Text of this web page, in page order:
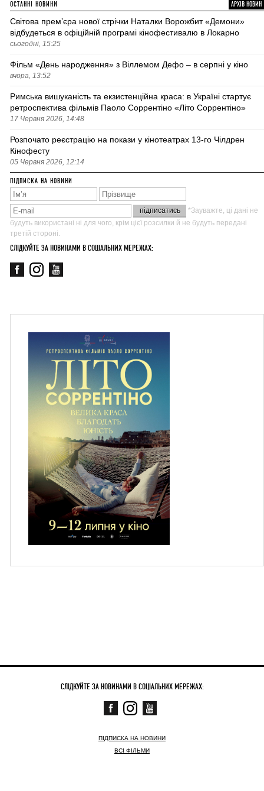
ОСТАННІ НОВИНИ АРХІВ НОВИН
Світова премʼєра нової стрічки Наталки Ворожбит «Демони»
відбудеться в офіційній програмі кінофестивалю в Локарно
сьогодні, 15:25
Фільм «День народження» з Віллемом Дефо – в серпні у кіно
вчора, 13:52
Римська вишуканість та екзистенційна краса: в Україні стартує
ретроспектива фільмів Паоло Соррентіно «Літо Соррентіно»
17 Червня 2026, 14:48
Розпочато реєстрацію на покази у кінотеатрах 13-го Чілдрен
Кінофесту
05 Червня 2026, 12:14
ПІДПИСКА НА НОВИНИ
*Зауважте, ці дані не
будуть використані ні для чого, крім цієї розсилки й не будуть передані
третій стороні.
СЛІДКУЙТЕ ЗА НОВИНАМИ В СОЦІАЛЬНИХ МЕРЕЖАХ:
СЛІДКУЙТЕ ЗА НОВИНАМИ В СОЦІАЛЬНИХ МЕРЕЖАХ:
ПІДПИСКА НА НОВИНИ
ВСІ ФІЛЬМИ